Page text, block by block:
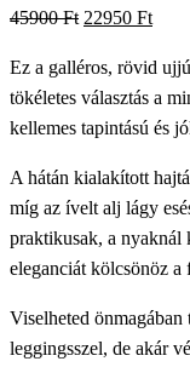
45900Ft Original
was:
45900 Ft.
22950 Ft
is:
Ez a galléros, rövid
tökéletes választás a
kellemes tapintású és
A hátán kialakított
míg az ívelt alj lágy
praktikusak, a nyaknál
eleganciát kölcsönöz a
Viselheted
leggingsszel, de akár